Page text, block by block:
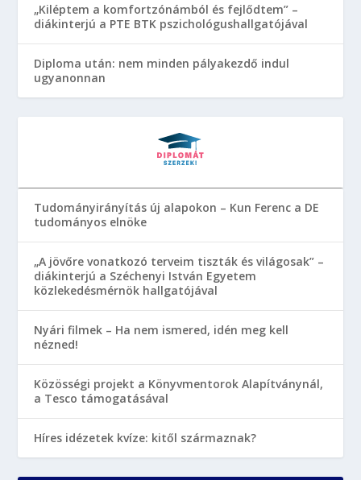
„Kiléptem a komfortzónámból és fejlődtem” –
diákinterjú a PTE BTK pszichológushallgatójával
Diploma után: nem minden pályakezdő indul
ugyanonnan
Tudományirányítás új alapokon – Kun Ferenc a DE
tudományos elnöke
„A jövőre vonatkozó terveim tiszták és világosak” –
diákinterjú a Széchenyi István Egyetem
közlekedésmérnök hallgatójával
Nyári filmek – Ha nem ismered, idén meg kell
nézned!
Közösségi projekt a Könyvmentorok Alapítványnál,
a Tesco támogatásával
Híres idézetek kvíze: kitől származnak?